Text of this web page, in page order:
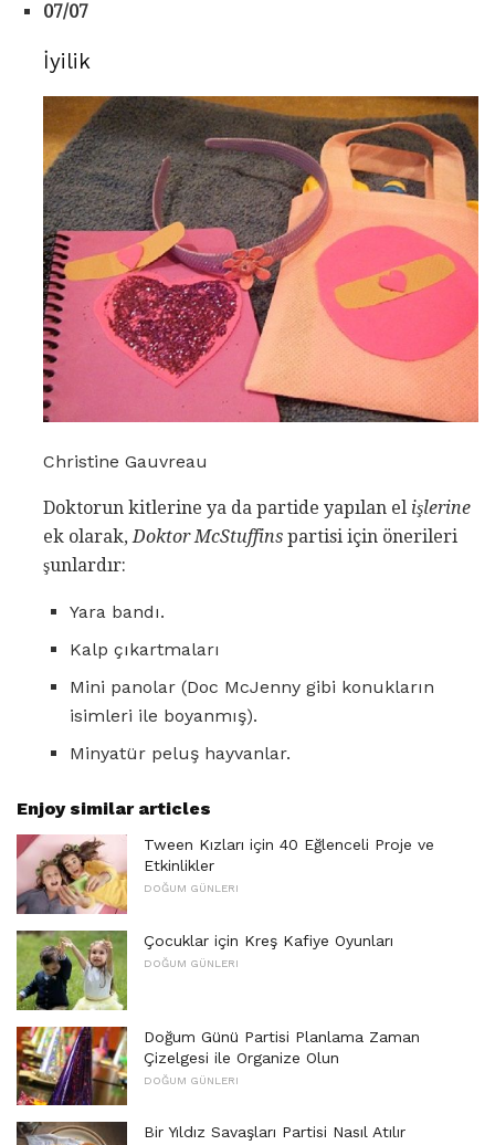
07/07
İyilik
Christine Gauvreau
Doktorun kitlerine ya da partide yapılan el işlerine
ek olarak,Doktor McStuffins partisi için önerileri
şunlardır:
Yara bandı.
Kalp çıkartmaları
Mini panolar (Doc McJenny gibi konukların
isimleri ile boyanmış).
Minyatür peluş hayvanlar.
Enjoy similar articles
Tween Kızları için 40 Eğlenceli Proje ve
Etkinlikler
DOĞUM GÜNLERI
Çocuklar için Kreş Kafiye Oyunları
DOĞUM GÜNLERI
Doğum Günü Partisi Planlama Zaman
Çizelgesi ile Organize Olun
DOĞUM GÜNLERI
Bir Yıldız Savaşları Partisi Nasıl Atılır